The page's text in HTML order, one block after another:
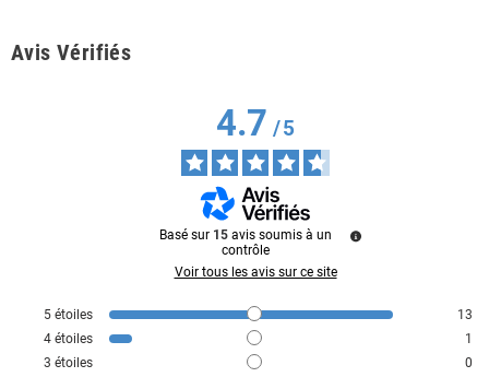
Avis Vérifiés
4.7/5
Basé sur 15 avis soumis à un
contrôle
Voir tous les avis sur ce site
5 étoiles
13
4 étoiles
1
3 étoiles
0